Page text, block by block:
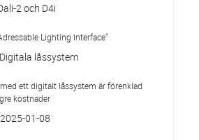
2 och D4i
Lighting Interface”
låssystem
ett digitalt låssystem är förenklad
kostnader
01-08